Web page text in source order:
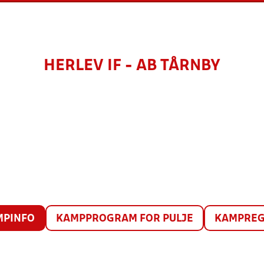
HERLEV IF - AB TÅRNBY
KAMPPROGRAM FOR PULJE